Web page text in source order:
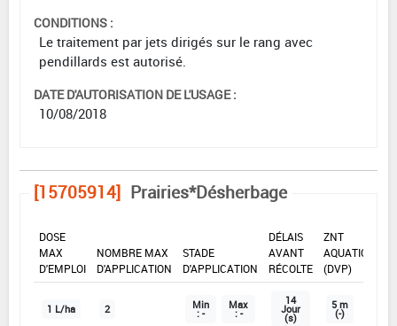
CONDITIONS :
Le traitement par jets dirigés sur le rang avec
pendillards est autorisé.
DATE D'AUTORISATION DE L'USAGE :
10/08/2018
[15705914] Prairies*Désherbage
DOSE
MAX
D'EMPLOI
NOMBRE MAX
D'APPLICATION
STADE
D'APPLICATION
DÉLAIS
AVANT
RÉCOLTE
ZNT
AQUATIQUE
(DVP)
1 L/ha 2 Min
: -
Max
: -
14
Jour
(s)
5 m
(-)